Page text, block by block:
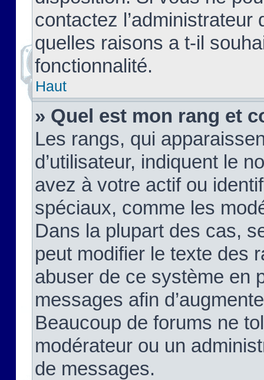
contactez
quelles raisons a t-il
fonctionnalité.
Haut
» Quel est mon rang et
Les rangs, qui
d’utilisateur, indiquent le
avez à votre actif ou
spéciaux, comme les
Dans la plupart des cas,
peut modifier le texte des
abuser de ce système en
messages afin
Beaucoup de forums ne
modérateur ou un
de messages.